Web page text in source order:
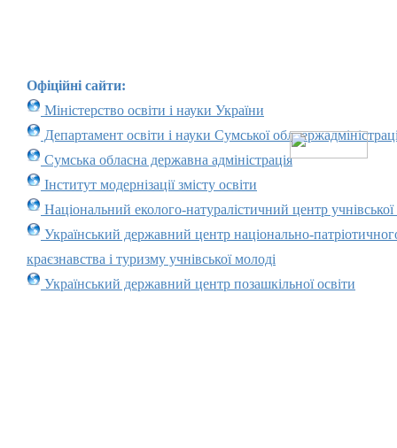
Офіційні сайти:
Міністерство освіти і науки України
Департамент освіти і науки Сумської
Сумська обласна державна адміністрація
Інститут модернізації змісту освіти
Національний еколого-натуралістичний центр учнівської
Український державний центр національно-
краєзнавства і туризму учнівської молоді
Український державний центр позашкільної освіти